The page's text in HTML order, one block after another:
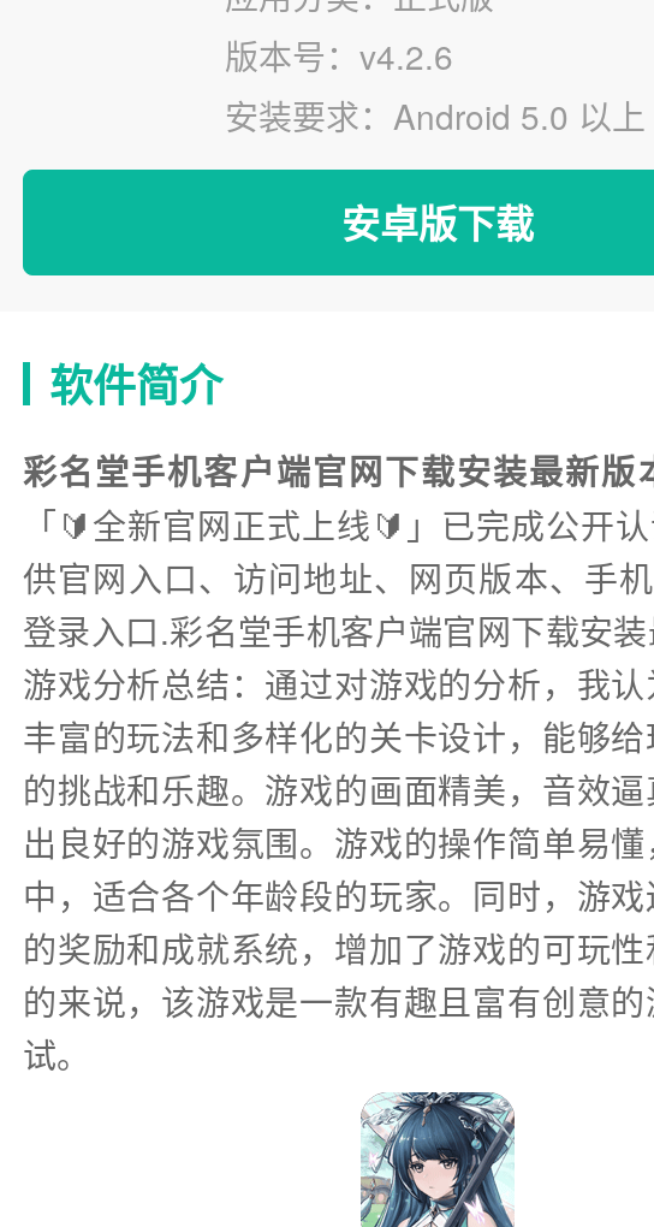
版本号：v4.2.6
安装要求：Android 5.0 以上
安卓版下载
软件简介
彩名堂手机客户端官网下载安装最新版
「🔰全新官网正式上线🔰」已完成公开
供官网入口、访问地址、网页版本、手
登录入口.彩名堂手机客户端官网下载安
游戏分析总结：通过对游戏的分析，我
丰富的玩法和多样化的关卡设计，能够
的挑战和乐趣。游戏的画面精美，音效
出良好的游戏氛围。游戏的操作简单易
中，适合各个年龄段的玩家。同时，游
的奖励和成就系统，增加了游戏的可玩
的来说，该游戏是一款有趣且富有创意
试。